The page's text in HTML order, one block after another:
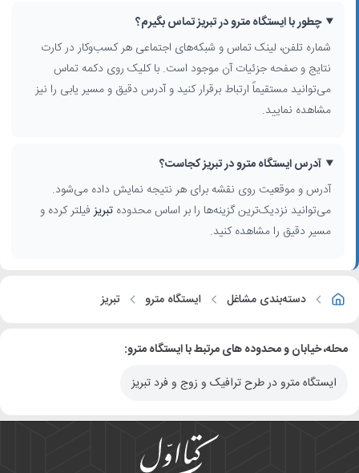
چطور با ایستگاه مترو در تبریز تماس بگیرم؟
شماره تلفن، لینک تماس و شبکه‌های اجتماعی هر کسب‌وکار در کارت
نتایج و صفحه جزئیات آن موجود است. با کلیک روی دکمه تماس
می‌توانید مستقیماً ارتباط برقرار کنید و آدرس دقیق و مسیر یابی را نیز
مشاهده نمایید.
آدرس ایستگاه مترو در تبریز کجاست؟
آدرس و موقعیت روی نقشه برای هر نتیجه نمایش داده می‌شود.
می‌توانید نزدیک‌ترین گزینه‌ها را بر اساس محدودهتبریزفیلتر کرده و
مسیر دقیق را مشاهده کنید.
دسته‌بندی مشاغل ایستگاه مترو تبریز
محله، خیابان و محدوده های مرتبط با ایستگاه مترو:
ایستگاه مترو در طرح ترافیک و زوج و فرد تبریز